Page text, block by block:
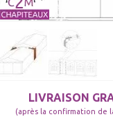
LIVRAISON
(après la confirmation de